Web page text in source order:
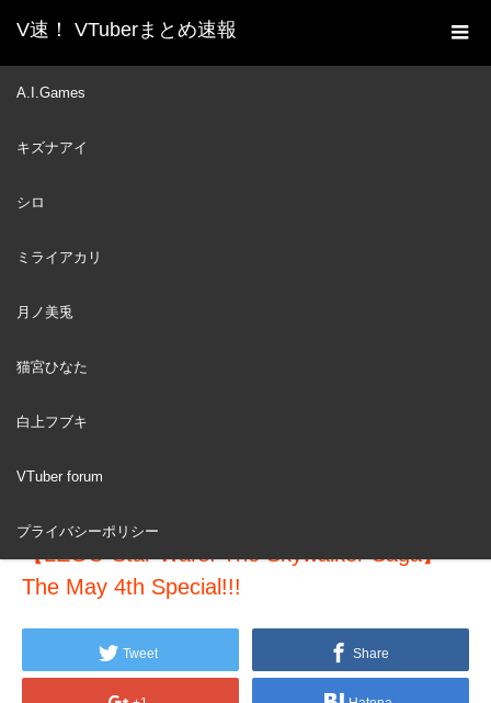
V速！ VTuberまとめ速報
A.I.Games
キズナアイ
シロ
ミライアカリ
月ノ美兎
猫宮ひなた
白上フブキ
VTuber forum
プライバシーポリシー
ホーム
新着動画一覧
05
【LEGO Star Wars: The Skywalker Saga】
The May 4th Special!!!
Tweet Share